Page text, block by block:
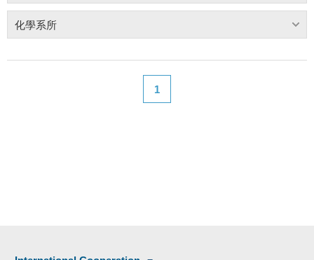
化學系所
1